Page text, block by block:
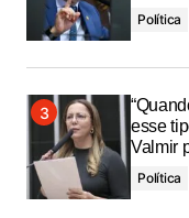
Política
esse
Valmir
Política